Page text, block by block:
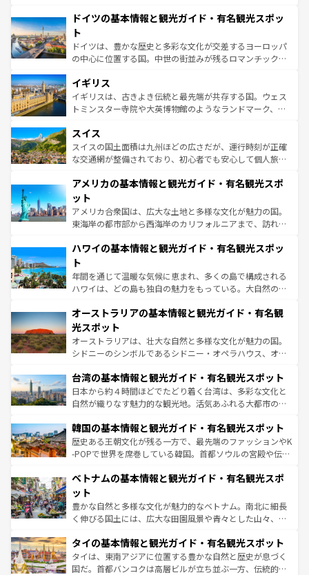
せる。地方によって風土や気候が異なるスペインはその個
ンテンツ一覧 を参照してほしい。
で、幅広い魅力が詰まっている。華麗な宮殿、歴史的な大
聖堂、美しいビーチ、そして豊かな自然が、訪れる者を心
から魅了する。また、フランスは美食の国としても知ら
れ、フランス料理はユネスコ無形文化遺産にも登録されて
香り高いラベンダー畑など、多彩な楽しみ方が可能だ。さ
らに、パリ以外の地域にも魅力が溢れており、どの街角に
も豊かな歴史と文化が息づいている。パリ以外の個性あふ
を参照してほしい。
ドイツの基本情報と観光ガイド・有名観光スポッ
ト
ドイツは、豊かな歴史と多彩な文化が交差するヨーロッパ
の中心に位置する国。中世の街並みが残るロマンチック街
顔を持つこの国は、どこを歩いても飽きることがない。ベ
ルリンの文化的活気、バイエルン州のアルプスの絶景、そ
してライン川沿いのワイン畑といった風景は必見。ビール
は、お酒好きな人にはぜひ体験してほしい。 なお、新着の
ドイツ情報はコンテンツ一覧を参照してほしい。
イギリス
イギリスは、古きよき伝統と最先端が共存する国。ウェス
トミンスター寺院や大英博物館のようなランドマーク、歴
リアごとに異なる魅力がある。また、優雅なアフタヌーン
ティー、ビール好きにはたまらない英国パブ、サッカー観
戦など、本場だからこそできる体験も豊富。イギリスを旅
ンツ一覧を参照してほしい。
スイス
スイスの国土面積は九州ほどの広さだが、運行時刻が正確
な交通網が整備されており、初心者でも安心して個人旅行
の建物がそのまま残る町や、スイスならではのユニークな
博物館もあり、アルプス観光だけでなく町歩きも満喫する
ことができる。国民の所得が高いため物価も高いが、旅行
者向けの交通パス提供のサービスもあり、うまく活用すれ
着のスイス情報はコンテンツ一覧を参照してほしい。
アメリカの基本情報と観光ガイド・有名観光スポ
ット
アメリカ合衆国は、広大な土地と多様な文化が魅力の国。
東海岸の都市部から西海岸のカリフォルニアまで、訪れる
のような巨大都市は、観光、ショッピング、エンターテイ
ンメントが詰まった刺激的なスポットだ。一方、アメリカ
西部には大自然が広がり、グランドキャニオンやイエロー
ストーン国立公園といった絶景が堪能できる。さらに、南
文化が魅力。旅行者はアメリカの各地域で異なる魅力を楽
しみながら、その多様性と豊かな歴史を感じることができ
るだろう。車でのロードトリップや列車の旅も、アメリカ
ならではの贅沢な旅のスタイルだ。 なお、新着のアメリカ
情報は コンテンツ一覧 を参照してほしい。
ハワイの基本情報と観光ガイド・有名観光スポッ
ト
年間を通じて温暖な気候に恵まれ、多くの島で構成される
ハワイは、どの島も独自の魅力をもっている。大自然の神
ワイ島は見逃せない。また、定番の観光地といえばオアフ
島だが、静かな自然を求めるならマウイ島やカウアイ島が
おすすめ。エメラルドグリーンに輝く海をはじめ、豊かな
文化や歴史が息づいている。「アロハスピリット」と呼ば
人々、おいしいローカルフードやハワイアンミュージッ
ク、伝統的なフラダンスなど、すべてがハワイの魅力を彩
っている。訪れるたびに新しい発見と感動が待っているハ
はコンテンツ一覧を参照してほしい。
オーストラリアの基本情報と観光ガイド・有名観
光スポット
オーストラリアは、壮大な自然と多様な文化が魅力の国。
シドニーのシンボルであるシドニー・オペラハウス、オー
リアリーフや大陸中央部にそびえるウルル（エアーズロッ
ク）、タスマニアの美しい原生林やケアンズの熱帯雨林な
ど、見どころがたくさん。また、カフェやワイン、オージ
いる。アクティビティも充実しており、サーフィンやダイ
ビング、ハイキングなど、アウトドア好きにはたまらな
い。オーストラリアの多彩な魅力を存分に味わいつくそ
参照してほしい。
台湾の基本情報と観光ガイド・有名観光スポット
日本から約４時間ほどでたどり着く台湾は、多彩な文化と
自然が織りなす魅力的な観光地。活気あふれる大都市の台
ン）、静ひつな山岳地帯である台湾東部など、都市の喧騒
と山間の静けさが共存しており、訪れる人に新しい発見と
驚きをもたらしてくれる。また、奥深い台湾の食文化も魅
容にもいいと評判のスイーツなど、バラエティ豊かな料理
照してほしい。
韓国の基本情報と観光ガイド・有名観光スポット
歴史ある王朝文化が残る一方で、最先端のファッションやK
-POPで世界を席巻している韓国。首都ソウルの宮殿や伝統
き、地方に足を延ばせば四季折々の自然美を楽しむことが
できる。そして、キムチや焼肉、絶品のストリートフード
まで、さまざまな韓国料理が待っている。夜には、韓国な
らではのナイトライフも堪能できる。あたたかいホスピタ
わってみてほしい。 なお、新着の韓国情報はコンテンツ一
覧 を参照してほしい。
ベトナムの基本情報と観光ガイド・有名観光スポ
ット
豊かな自然と多様な文化が魅力的なベトナム。南北に細長
く伸びる国土には、広大な田園風景や青々とした山々、世
急速な発展と共に伝統が息づく。ハノイの古い町並みやホ
ーチミン市のフランス統治時代の建物も、独特の雰囲気を
醸し出している。また、バラエティの豊かさとおいしさで
タイの基本情報と観光ガイド・有名観光スポット
タイは、東南アジアに位置する豊かな自然と歴史が息づく
国だ。首都バンコクは高層ビルが立ち並ぶ一方、伝統的な